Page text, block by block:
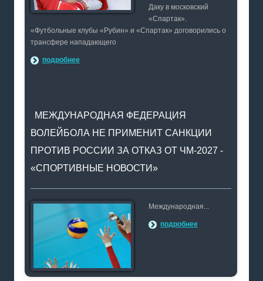
Даку в московский
«Спартак».
«Футбольные клубы «Рубин» и «Спартак» договорились о
трансфере нападающего
подробнее
МЕЖДУНАРОДНАЯ ФЕДЕРАЦИЯ
ВОЛЕЙБОЛА НЕ ПРИМЕНИТ САНКЦИИ
ПРОТИВ РОССИИ ЗА ОТКАЗ ОТ ЧМ-2027 -
«СПОРТИВНЫЕ НОВОСТИ»
Международная...
подробнее